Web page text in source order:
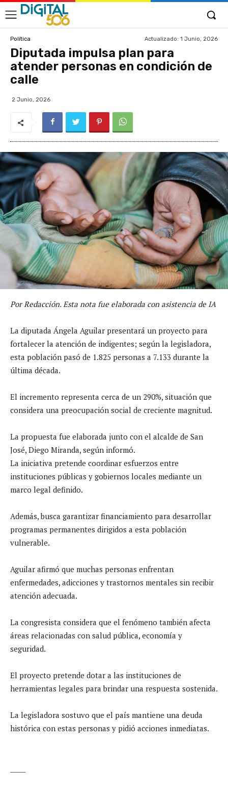
Política Actualizado: 1 Junio, 2026
Diputada impulsa plan para
atender personas en condición de
calle
2 Junio, 2026
Por Redacción. Esta nota fue elaborada con asistencia de IA
La diputada Ángela Aguilar presentará un proyecto para
fortalecer la atención de indigentes; según la legisladora,
esta población pasó de 1.825 personas a 7.133 durante la
última década.
El incremento representa cerca de un 290%, situación que
considera una preocupación social de creciente magnitud.
La propuesta fue elaborada junto con el alcalde de San
José, Diego Miranda, según informó.
La iniciativa pretende coordinar esfuerzos entre
instituciones públicas y gobiernos locales mediante un
marco legal definido.
Además, busca garantizar financiamiento para desarrollar
programas permanentes dirigidos a esta población
vulnerable.
Aguilar afirmó que muchas personas enfrentan
enfermedades, adicciones y trastornos mentales sin recibir
atención adecuada.
La congresista considera que el fenómeno también afecta
áreas relacionadas con salud pública, economía y
seguridad.
El proyecto pretende dotar a las instituciones de
herramientas legales para brindar una respuesta sostenida.
La legisladora sostuvo que el país mantiene una deuda
histórica con estas personas y pidió acciones inmediatas.